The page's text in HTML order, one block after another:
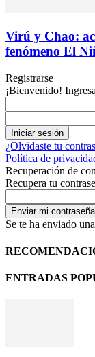
Virú y Chao:
fenómeno El
Registrarse
¡Bienvenido!
¿Olvidaste tu
Política de
Recuperación de
Recupera tu
Se te ha enviado
ENTRADAS